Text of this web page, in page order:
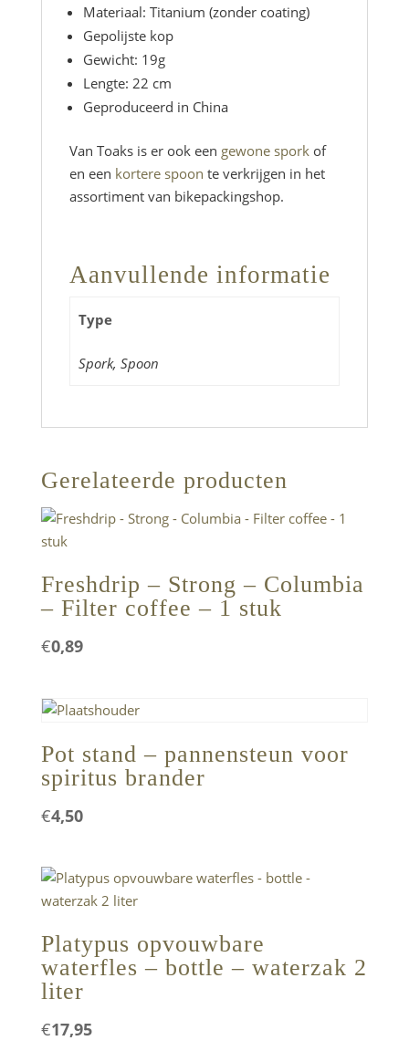
Materiaal: Titanium (zonder coating)
Gepolijste kop
Gewicht: 19g
Lengte: 22 cm
Geproduceerd in China
Van Toaks is er ook een gewone sporkof
en een kortere spoon te verkrijgen in het
assortiment van bikepackingshop.
Aanvullende informatie
Type
Spork, Spoon
Gerelateerde producten
Freshdrip – Strong – Columbia
– Filter coffee – 1 stuk
€0,89
Pot stand – pannensteun voor
spiritus brander
€4,50
Platypus opvouwbare
waterfles – bottle – waterzak 2
liter
€17,95